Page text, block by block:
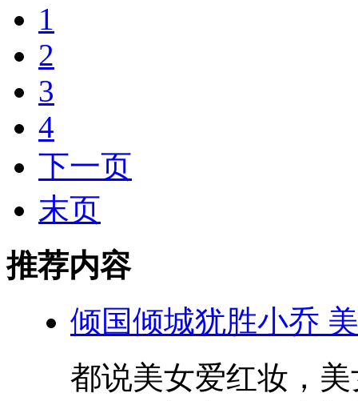
1
2
3
4
下一页
末页
推荐内容
倾国倾城犹胜小乔
都说美女爱红妆，